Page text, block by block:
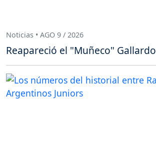
Noticias • AGO 9 / 2026
Reapareció el "Muñeco" Gallardo